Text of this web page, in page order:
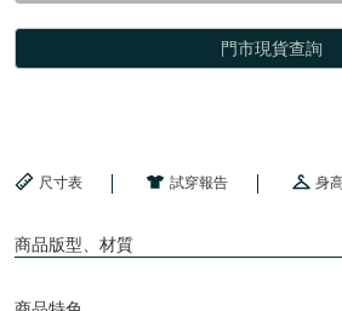
門市現貨查詢
尺寸表 試穿報告 身
商品版型、材質